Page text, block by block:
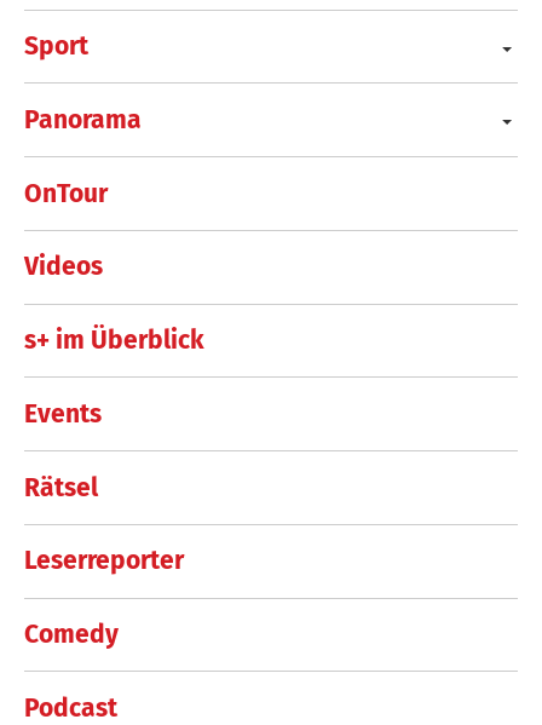
Sport
Panorama
OnTour
Videos
s+ im Überblick
Events
Rätsel
Leserreporter
Comedy
Podcast